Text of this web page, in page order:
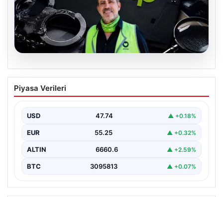
07.08.2026
Ahbap Derneği Yönetimine Kayyum
Atandı ve Fesih Süreci Resmen Başladı
kamuoyunda geniş yankı bulan Ahbap Derneği ile ilgili…
Piyasa Verileri
USD 47.74 ▲ +0.18%
EUR 55.25 ▲ +0.32%
ALTIN 6660.6 ▲ +2.59%
BTC 3095813 ▲ +0.07%